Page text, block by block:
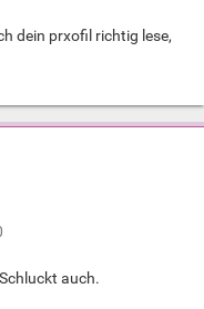
dein prxofil richtig lese,
auch.